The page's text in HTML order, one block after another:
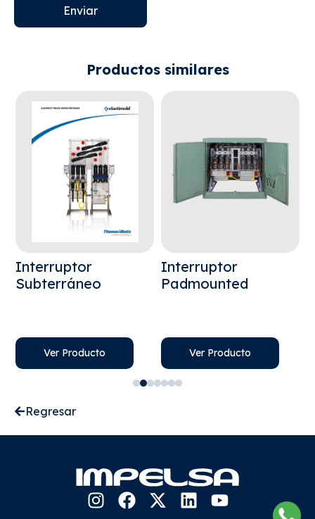
Enviar
Productos similares
Interruptor
Subterráneo
Ver Producto
Interruptor
Padmounted
Ver Producto
Regresar